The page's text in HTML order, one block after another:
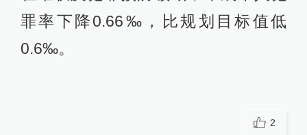
罪率下降0.66‰，比规划目标值低
0.6‰。
2